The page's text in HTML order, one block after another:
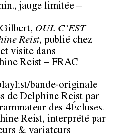
jauge limitée –
OUI. C’EST
Reist, publié chez
visite dans
Reist – FRAC
bande-originale
de Delphine Reist par
des 4Écluses.
Reist, interprété par
& variateurs